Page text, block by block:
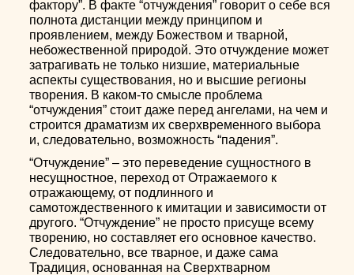
фактору”. В факте “отчуждения” говорит о себе вся
полнота дистанции между принципом и
проявлением, между Божеством и тварной,
небожественной природой. Это отчуждение может
затрагивать не только низшие, материальные
аспекты существования, но и высшие регионы
творения. В каком-то смысле проблема
“отчуждения” стоит даже перед ангелами, на чем и
строится драматизм их сверхвременного выбора
и, следовательно, возможность “падения”.
“Отчуждение” – это переведение сущностного в
несущностное, переход от Отражаемого к
отражающему, от подлинного и
самотождественного к имитации и зависимости от
другого. “Отчуждение” не просто присуще всему
творению, но составляет его основное качество.
Следовательно, все тварное, и даже сама
Традиция, основанная на Сверхтварном